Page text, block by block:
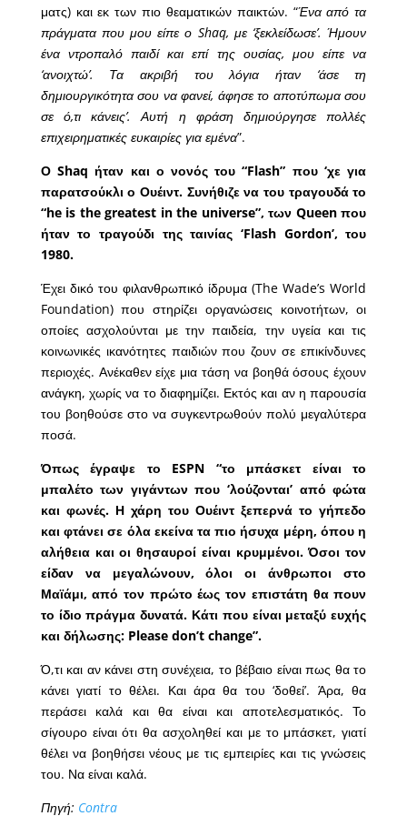
ματς) και εκ των πιο θεαματικών παικτών. “Ένα από τα
πράγματα που μου είπε ο Shaq, με ‘ξεκλείδωσε’. Ήμουν
ένα ντροπαλό παιδί και επί της ουσίας, μου είπε να
‘ανοιχτώ’. Τα ακριβή του λόγια ήταν ‘άσε τη
δημιουργικότητα σου να φανεί, άφησε το αποτύπωμα σου
σε ό,τι κάνεις’. Αυτή η φράση δημιούργησε πολλές
επιχειρηματικές ευκαιρίες για εμένα”.
Ο Shaq ήταν και ο νονός του “Flash” που ‘χε για
παρατσούκλι ο Ουέιντ. Συνήθιζε να του τραγουδά το
“he is the greatest in the universe”, των Queen που
ήταν το τραγούδι της ταινίας ‘Flash Gordon’, του
1980.
Έχει δικό του φιλανθρωπικό ίδρυμα (The Wade’s World
Foundation) που στηρίζει οργανώσεις κοινοτήτων, οι
οποίες ασχολούνται με την παιδεία, την υγεία και τις
κοινωνικές ικανότητες παιδιών που ζουν σε επικίνδυνες
περιοχές. Ανέκαθεν είχε μια τάση να βοηθά όσους έχουν
ανάγκη, χωρίς να το διαφημίζει. Εκτός και αν η παρουσία
του βοηθούσε στο να συγκεντρωθούν πολύ μεγαλύτερα
ποσά.
Όπως έγραψε το ESPN “το μπάσκετ είναι το
μπαλέτο των γιγάντων που ‘λούζονται’ από φώτα
και φωνές. Η χάρη του Ουέιντ ξεπερνά το γήπεδο
και φτάνει σε όλα εκείνα τα πιο ήσυχα μέρη, όπου η
αλήθεια και οι θησαυροί είναι κρυμμένοι. Όσοι τον
είδαν να μεγαλώνουν, όλοι οι άνθρωποι στο
Μαϊάμι, από τον πρώτο έως τον επιστάτη θα πουν
το ίδιο πράγμα δυνατά. Κάτι που είναι μεταξύ ευχής
και δήλωσης: Please don’t change”.
Ό,τι και αν κάνει στη συνέχεια, το βέβαιο είναι πως θα το
κάνει γιατί το θέλει. Και άρα θα του ‘δοθεί’. Άρα, θα
περάσει καλά και θα είναι και αποτελεσματικός. Το
σίγουρο είναι ότι θα ασχοληθεί και με το μπάσκετ, γιατί
θέλει να βοηθήσει νέους με τις εμπειρίες και τις γνώσεις
του. Να είναι καλά.
Πηγή: Contra